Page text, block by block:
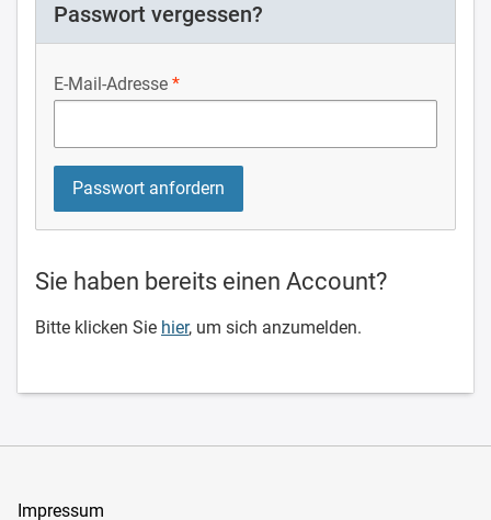
Passwort vergessen?
E-Mail-Adresse
Sie haben bereits einen Account?
Bitte klicken Sie hier, um sich anzumelden.
Impressum